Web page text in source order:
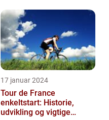
17 januar 2024
Tour de France
enkeltstart: Historie,
udvikling og vigtige